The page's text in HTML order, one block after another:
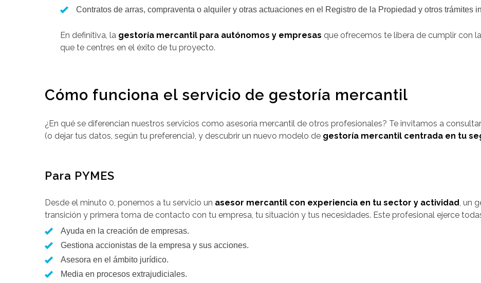
Contratos de arras, compraventa o alquiler y otras actuaciones en el Registro de la Propiedad y otros trámites
En definitiva, la gestoría mercantil para autónomos y empresas que ofrecemos te libera de cumplir con
que te centres en el éxito de tu proyecto.
Cómo funciona el servicio de gestoría mercantil
¿En qué se diferencian nuestros servicios como asesoría mercantil de otros profesionales? Te invitamos a
(o dejar tus datos, según tu preferencia), y descubrir un nuevo modelo de gestoría mercantil centrada en tu
Para PYMES
Desde el minuto 0, ponemos a tu servicio un asesor mercantil con experiencia en tu sector y actividad, un
transición y primera toma de contacto con tu empresa, tu situación y tus necesidades. Este profesional ejerce
Ayuda en la creación de empresas.
Gestiona accionistas de la empresa y sus acciones.
Asesora en el ámbito jurídico.
Media en procesos extrajudiciales.